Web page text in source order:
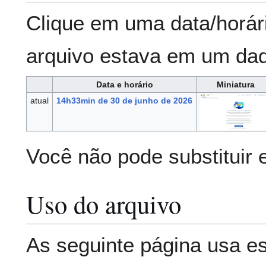
Clique em uma data/
arquivo estava em um
Data e horário
Miniatura
atual
14h33min de 30 de junho de 2026
Você não pode substituir
Uso do arquivo
As seguinte página usa